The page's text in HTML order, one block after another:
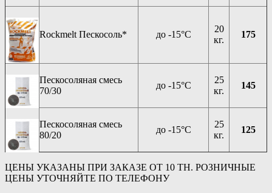
Rockmelt Пескосоль* до -15°C
20
кг.
175
Пескосоляная смесь
70/30
до -15°C
25
кг.
145
Пескосоляная смесь
80/20
до -15°C
25
кг.
125
ЦЕНЫ УКАЗАНЫ ПРИ ЗАКАЗЕ ОТ 10 ТН. РОЗНИЧНЫЕ
ЦЕНЫ УТОЧНЯЙТЕ ПО ТЕЛЕФОНУ